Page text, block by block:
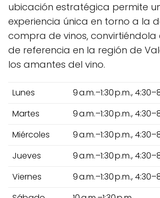
ubicación estratégica permite
experiencia única en torno a la
compra de vinos, convirtiéndola
de referencia en la región de
los amantes del vino.
Lunes
9 a.m.–1:30 p.m.,
Martes
9 a.m.–1:30 p.m.,
Miércoles
9 a.m.–1:30 p.m.,
Jueves
9 a.m.–1:30 p.m.,
Viernes
9 a.m.–1:30 p.m.,